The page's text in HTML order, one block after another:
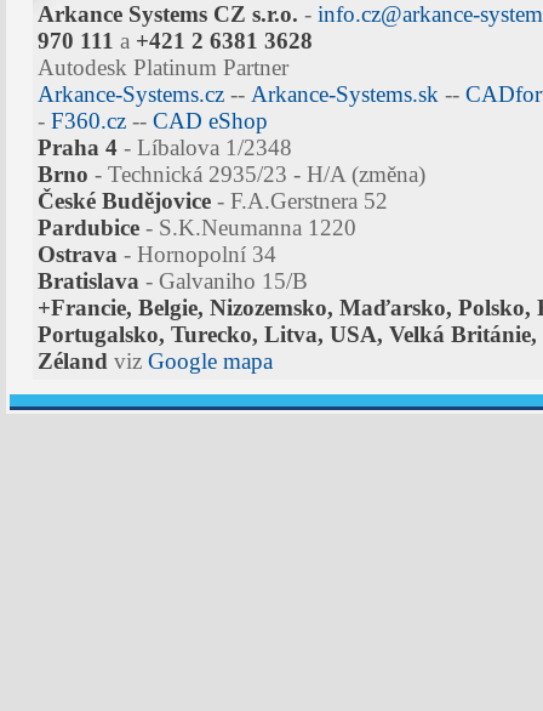
Arkance Systems CZ s.r.o. - info.cz@arkance-
970 111 a +421 2 6381 3628
Autodesk Platinum Partner
Arkance-Systems.cz-- Arkance-Systems.sk--
- F360.cz-- CAD eShop
Praha 4- Líbalova 1/2348
Brno - Technická 2935/23 - H/A (změna)
České Budějovice- F.A.Gerstnera 52
Pardubice- S.K.Neumanna 1220
Ostrava- Hornopolní 34
Bratislava- Galvaniho 15/B
+Francie, Belgie, Nizozemsko, Maďarsko, Polsko,
Portugalsko, Turecko, Litva, USA, Velká
Zélandviz Google mapa